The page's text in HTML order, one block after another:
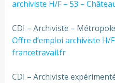
archiviste H/F – 53 –
CDI – Archiviste –
Offre d’emploi archiviste H/
francetravail.fr
CDI – Archiviste